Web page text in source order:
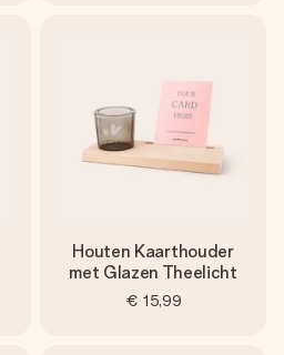
Houten Kaarthouder
met Glazen Theelicht
€ 15,99